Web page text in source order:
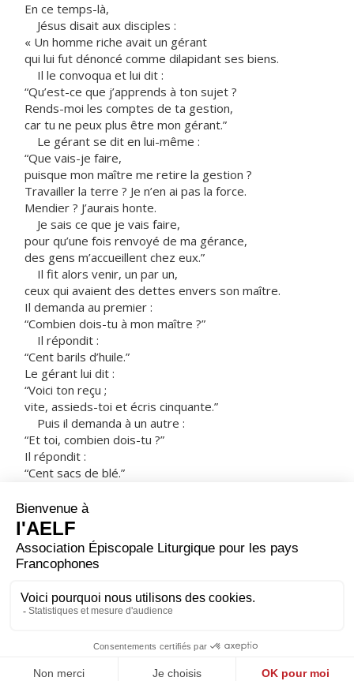
En ce temps-là,
Jésus disait aux disciples :
« Un homme riche avait un gérant
qui lui fut dénoncé comme dilapidant ses biens.
Il le convoqua et lui dit :
“Qu’est-ce que j’apprends à ton sujet ?
Rends-moi les comptes de ta gestion,
car tu ne peux plus être mon gérant.”
Le gérant se dit en lui-même :
“Que vais-je faire,
puisque mon maître me retire la gestion ?
Travailler la terre ? Je n’en ai pas la force.
Mendier ? J’aurais honte.
Je sais ce que je vais faire,
pour qu’une fois renvoyé de ma gérance,
des gens m’accueillent chez eux.”
Il fit alors venir, un par un,
ceux qui avaient des dettes envers son maître.
Il demanda au premier :
“Combien dois-tu à mon maître ?”
Il répondit :
“Cent barils d’huile.”
Le gérant lui dit :
“Voici ton reçu ;
vite, assieds-toi et écris cinquante.”
Puis il demanda à un autre :
“Et toi, combien dois-tu ?”
Il répondit :
“Cent sacs de blé.”
“Voici ton reçu, écris 80.”
Le maître fit l’éloge de ce gérant malhonnête
car il avait agi avec habileté ;
en effet, les fils de ce monde sont plus habiles entre
eux
que les fils de la lumière. »
– Acclamons la Parole de Dieu.